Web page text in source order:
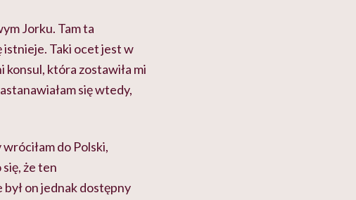
Jorku. Tam ta
Taki ocet jest w
która zostawiła mi
się wtedy,
do Polski,
że ten
on jednak dostępny